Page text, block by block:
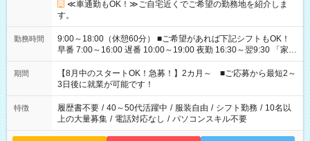
≪車通勤もOK！≫ご自宅近くでご希望の勤務地を紹介しま
す。
勤務時間
9:00～18:00（休憩60分） ■ご希望があれば下記シフトもOK！
早番 7:00～16:00 遅番 10:00～19:00 夜勤 16:30～翌9:30 「家族
と休みを合わせたい」 「余裕を持って夕飯の準備がしたい」
「できれば残業はしたくない」 など、ご希望を教えてください
ね。 ※Wワーク希望の方へ 今ご覧のお仕事で希望する勤務時間
と、もう1つのお仕事の勤務時間。 合計で週40時間を超える場
合は応募できません。
期間
【8月中のスタートOK！急募！】2カ月～ ■ご応募から最短2～
3日後に就業が可能です！
特徴 履歴書不要 / 40～50代活躍中 / 服装自由 / シフト勤務 / 10名以
上の大量募集 / 電話対応なし / パソコンスキル不要